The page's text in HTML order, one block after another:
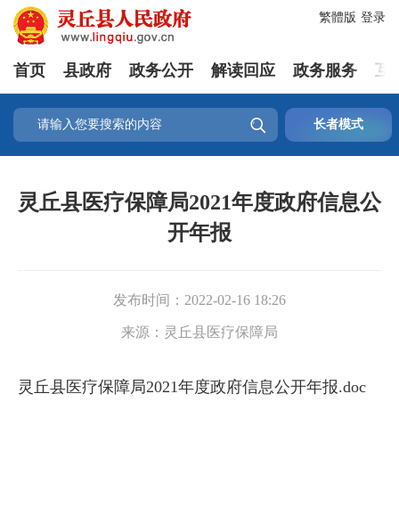
登录
繁體版
首页 县政府 政务公开 解读回应 政务服务 互
 长者模式
灵丘县医疗保障局2021年度政府信息公
开年报
发布时间： 2022-02-16 18:26
来源： 灵丘县医疗保障局
灵丘县医疗保障局2021年度政府信息公开年报.doc